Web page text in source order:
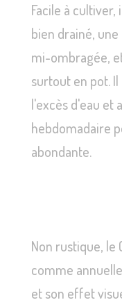
Facile à
bien drainé,
mi-ombragée,
surtout en pot.
l'excès d'eau et
hebdomadaire
abondante.
Non rustique, le
comme
et son effet